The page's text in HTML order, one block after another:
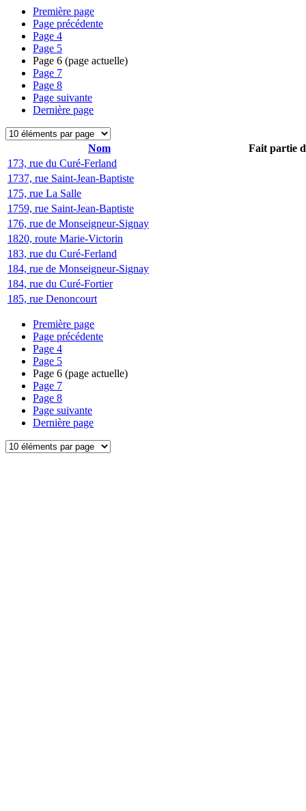
Première page
Page précédente
Page 4
Page 5
Page 6 (page actuelle)
Page 7
Page 8
Page suivante
Dernière page
Nom
Fait partie
173, rue du Curé-Ferland
1737, rue Saint-Jean-Baptiste
175, rue La Salle
1759, rue Saint-Jean-Baptiste
176, rue de Monseigneur-Signay
1820, route Marie-Victorin
183, rue du Curé-Ferland
184, rue de Monseigneur-Signay
184, rue du Curé-Fortier
185, rue Denoncourt
Première page
Page précédente
Page 4
Page 5
Page 6 (page actuelle)
Page 7
Page 8
Page suivante
Dernière page